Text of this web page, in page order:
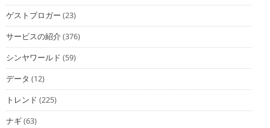
ゲストブロガー (23)
サービスの紹介(376)
シンヤワールド (59)
データ (12)
トレンド (225)
ナギ(63)